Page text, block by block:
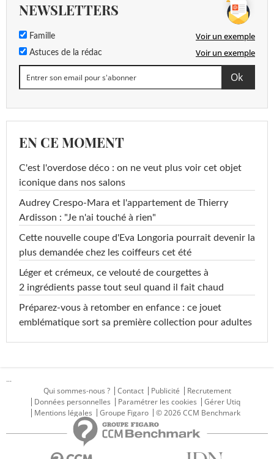
NEWSLETTERS
Famille Voir un exemple
Astuces de la rédac Voir un exemple
EN CE MOMENT
C'est l'overdose déco : on ne veut plus voir cet objet
iconique dans nos salons
Audrey Crespo-Mara et l'appartement de Thierry
Ardisson : "Je n'ai touché à rien"
Cette nouvelle coupe d'Eva Longoria pourrait devenir la
plus demandée chez les coiffeurs cet été
Léger et crémeux, ce velouté de courgettes à
2 ingrédients passe tout seul quand il fait chaud
Préparez-vous à retomber en enfance : ce jouet
emblématique sort sa première collection pour adultes
...
Qui sommes-nous ?
Contact Publicité
Recrutement
Données personnelles
Paramétrer les cookies
Gérer Utiq
Mentions légales
Groupe Figaro © 2026 CCM Benchmark